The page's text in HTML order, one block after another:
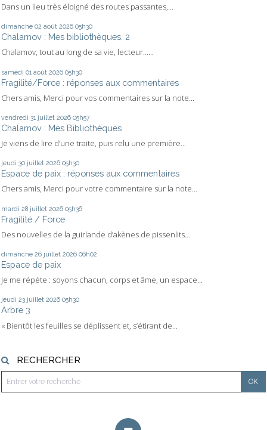
Dans un lieu très éloigné des routes passantes,...
dimanche 02 août 2026 05h30
Chalamov : Mes bibliothèques. 2
Chalamov, tout au long de sa vie, lecteur…...
samedi 01 août 2026 05h30
Fragilité/Force : réponses aux commentaires
Chers amis, Merci pour vos commentaires sur la note...
vendredi 31 juillet 2026 05h57
Chalamov : Mes Bibliothèques
Je viens de lire d’une traite, puis relu une première...
jeudi 30 juillet 2026 05h30
Espace de paix : réponses aux commentaires
Chers amis, Merci pour votre commentaire sur la note...
mardi 28 juillet 2026 05h36
Fragilité / Force
Des nouvelles de la guirlande d’akènes de pissenlits...
dimanche 26 juillet 2026 06h02
Espace de paix
Je me répète : soyons chacun, corps et âme, un espace...
jeudi 23 juillet 2026 05h30
Arbre 3
« Bientôt les feuilles se déplissent et, s’étirant de...
RECHERCHER